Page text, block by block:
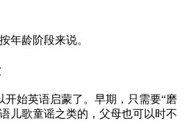
年龄阶段来说。
开始英语启蒙了。早期，只需要“磨
儿歌童谣之类的，父母也可以时不